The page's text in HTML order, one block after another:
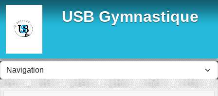
USB Gymnastique
Panneau de gestion des cookies